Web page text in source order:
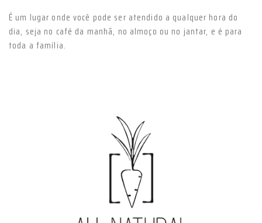
É um lugar onde você pode ser atendido a qualquer hora do
dia, seja no café da manhã, no almoço ou no jantar, e é para
toda a família.